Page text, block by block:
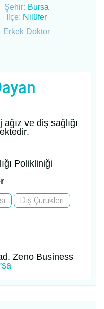
Şehir: Bursa
İlçe: Nilüfer
Erkek Doktor
ve diş sağlığı
Polikliniği
Diş Çürükleri
Zeno Business